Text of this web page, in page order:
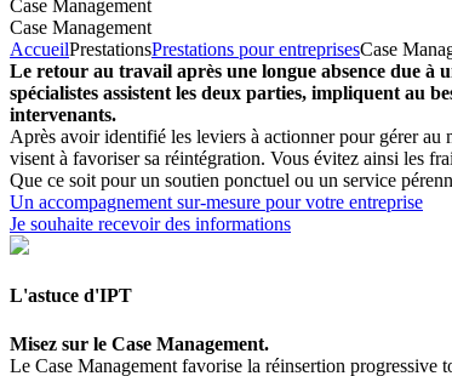
Case Management
Case Management
AccueilPrestationsPrestations pour entreprisesCase
Le retour au travail après une longue absence due à
spécialistes assistent les deux parties, impliquent au
intervenants.
Après avoir identifié les leviers à actionner pour gérer
visent à favoriser sa réintégration. Vous évitez ainsi les
Que ce soit pour un soutien ponctuel ou un service
Un accompagnement sur-mesure pour votre entreprise
Je souhaite recevoir des informations
L'astuce d'IPT
Misez sur le Case Management.
Le Case Management favorise la réinsertion progressive